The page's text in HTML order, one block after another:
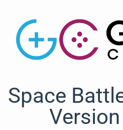
Space